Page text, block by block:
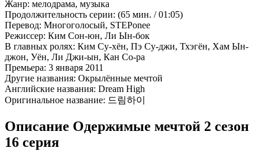
Жанр: мелодрама, музыка
Продолжительность серии: (65 мин. / 01:05)
Перевод: Многоголосый, STEPonee
Режиссер: Ким Сон-юн, Ли Ын-бок
В главных ролях: Ким Су-хён, Пэ Су-джи, Тхэгён, Хам Ын-
джон, Уён, Ли Джи-ын, Кан Со-ра
Премьера: 3 января 2011
Другие названия: Окрылённые мечтой
Английские названия: Dream High
Оригинальное название: 드림하이
Описание Одержимые мечтой 2 сезон
16 серия